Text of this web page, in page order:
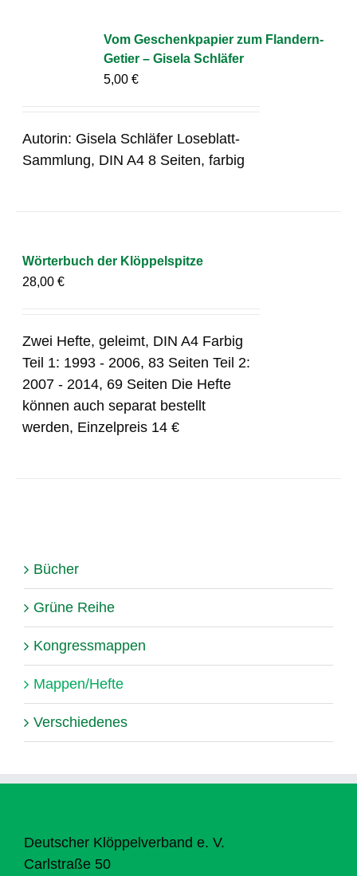
Vom Geschenkpapier zum Flandern-
Getier – Gisela Schläfer
5,00€
Autorin: Gisela Schläfer Loseblatt-
Sammlung, DIN A4 8 Seiten, farbig
Wörterbuch der Klöppelspitze
28,00€
Zwei Hefte, geleimt, DIN A4 Farbig
Teil 1: 1993 - 2006, 83 Seiten Teil 2:
2007 - 2014, 69 Seiten Die Hefte
können auch separat bestellt
werden, Einzelpreis 14 €
Bücher
Grüne Reihe
Kongressmappen
Mappen/Hefte
Verschiedenes
Deutscher Klöppelverband e. V.
Carlstraße 50